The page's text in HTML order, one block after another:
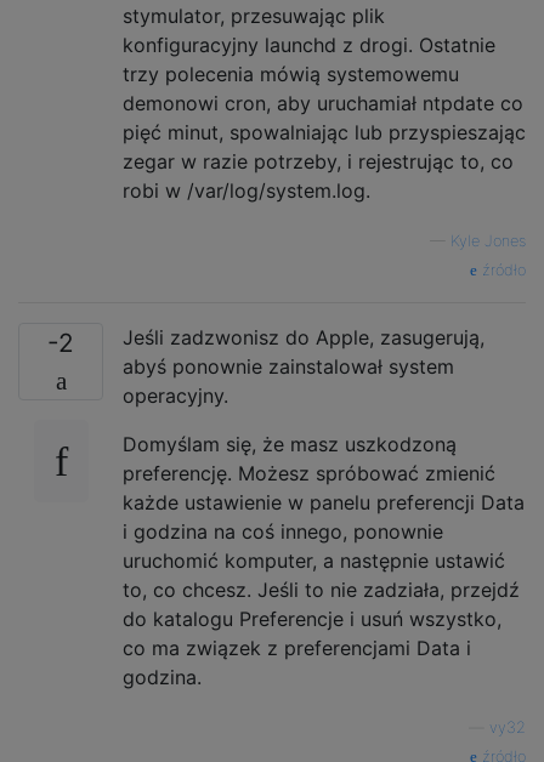
stymulator, przesuwając plik
konfiguracyjny launchd z drogi. Ostatnie
trzy polecenia mówią systemowemu
demonowi cron, aby uruchamiał ntpdate co
pięć minut, spowalniając lub przyspieszając
zegar w razie potrzeby, i rejestrując to, co
robi w /var/log/system.log.
Kyle Jones
źródło
-2
Jeśli zadzwonisz do Apple, zasugerują,
abyś ponownie zainstalował system
operacyjny.
Domyślam się, że masz uszkodzoną
preferencję. Możesz spróbować zmienić
każde ustawienie w panelu preferencji Data
i godzina na coś innego, ponownie
uruchomić komputer, a następnie ustawić
to, co chcesz. Jeśli to nie zadziała, przejdź
do katalogu Preferencje i usuń wszystko,
co ma związek z preferencjami Data i
godzina.
vy32
źródło